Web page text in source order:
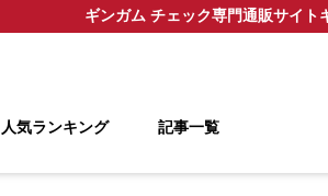
ギンガム チェック専門通販サイト
人気ランキング 記事一覧